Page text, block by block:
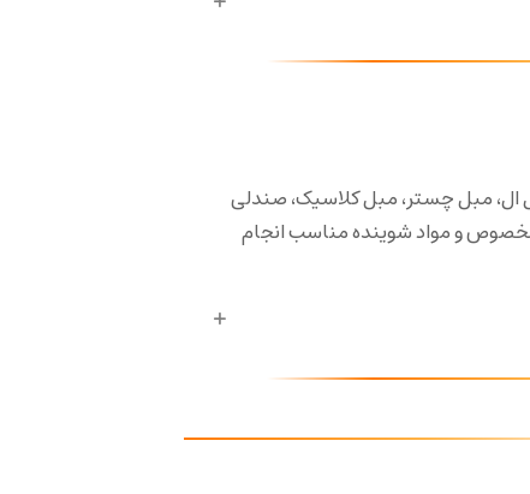
مبل چستر، مبل کلاسیک، صندلی
و مواد شوینده مناسب انجام